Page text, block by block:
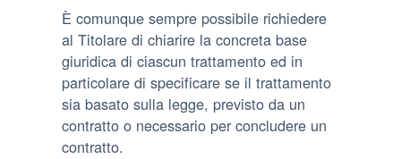
È comunque sempre possibile richiedere
al Titolare di chiarire la concreta base
giuridica di ciascun trattamento ed in
particolare di specificare se il trattamento
sia basato sulla legge, previsto da un
contratto o necessario per concludere un
contratto.